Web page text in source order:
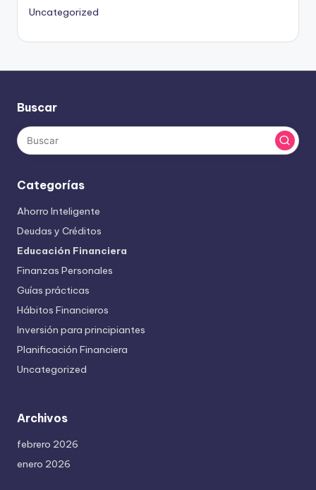
Uncategorized
Buscar
Categorías
Ahorro Inteligente
Deudas y Créditos
Educación Financiera
Finanzas Personales
Guías prácticas
Hábitos Financieros
Inversión para principiantes
Planificación Financiera
Uncategorized
Archivos
febrero 2026
enero 2026